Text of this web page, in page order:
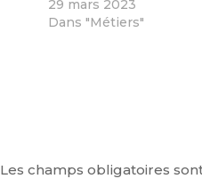
29 mars 2023
Dans "Métiers"
Les champs obligatoires